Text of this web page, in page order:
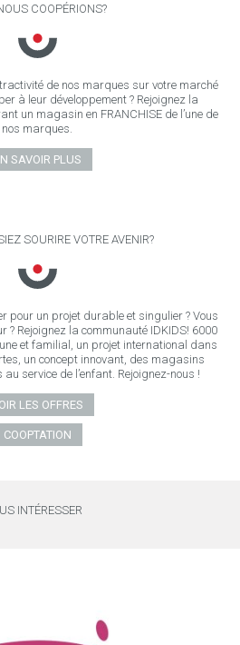
COOPÉRIONS?
de nos marques sur votre marché
à leur développement ? Rejoignez la
un magasin en FRANCHISE de l’une de
nos marques.
SAVOIR PLUS
SOURIRE VOTRE AVENIR?
pour un projet durable et singulier ? Vous
? Rejoignez la communauté IDKIDS! 6000
et familial, un projet international dans
un concept innovant, des magasins
service de l’enfant. Rejoignez-nous !
LES OFFRES
COOPTATION
INTÉRESSER